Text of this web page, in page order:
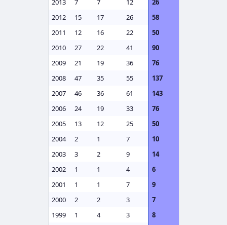
2013
7 7 12
26
2012
15 17 26
58
2011
12 16 22
50
2010
27 22 41
90
2009
21 19 36
76
2008
47 35 55
137
2007
46 36 61
143
2006
24 19 33
76
2005
13 12 25
50
2004
2 1 7
10
2003
3 2 9
14
2002
1 1 4
6
2001
1 1 7
9
2000
2 2 3
7
1999
1 4 3
8